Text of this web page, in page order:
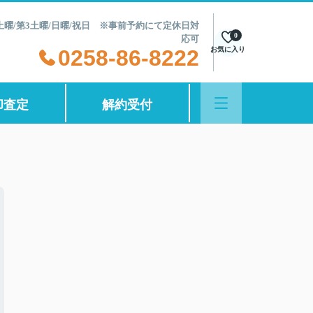
曜/第3土曜/日曜/祝日 ※事前予約にて定休日対
応可
0258-86-8222 お気に入り
0
査定 解約受付